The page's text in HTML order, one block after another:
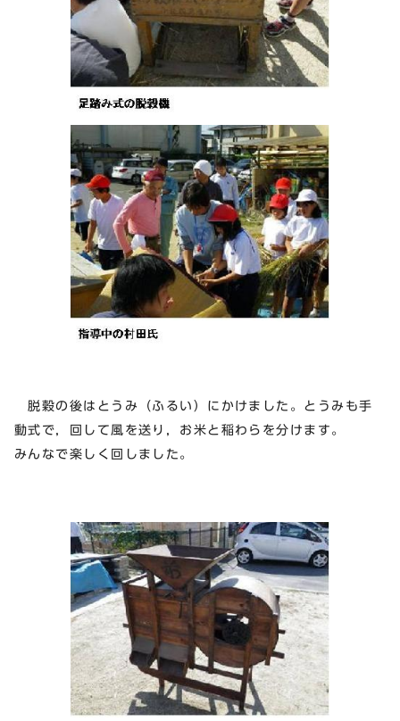
脱穀の後はとうみ（ふるい）にかけました。とうみも手
動式で，回して風を送り，お米と稲わらを分けます。
みんなで楽しく回しました。